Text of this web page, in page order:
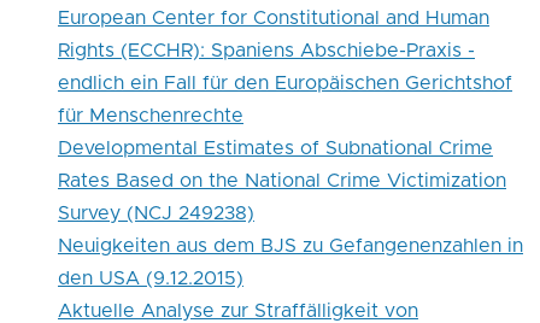
European Center for Constitutional and Human
Rights (ECCHR): Spaniens Abschiebe-Praxis -
endlich ein Fall für den Europäischen Gerichtshof
für Menschenrechte
Developmental Estimates of Subnational Crime
Rates Based on the National Crime Victimization
Survey (NCJ 249238)
Neuigkeiten aus dem BJS zu Gefangenenzahlen in
den USA (9.12.2015)
Aktuelle Analyse zur Straffälligkeit von